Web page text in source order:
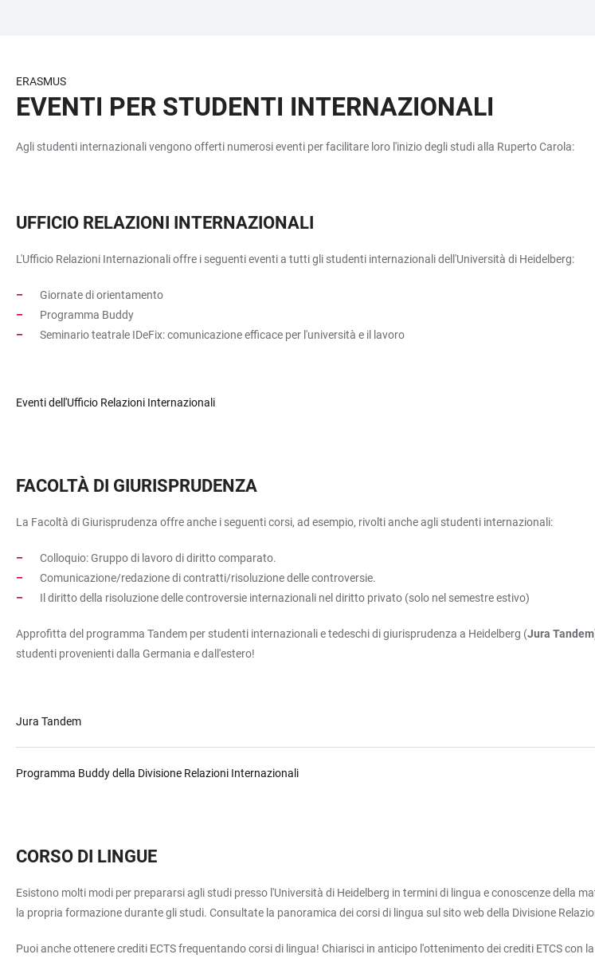
BARRIEREFREIHEIT
ERASMUS
EVENTI PER STUDENTI INTERNAZIONALI
Agli studenti internazionali vengono offerti numerosi eventi per facilitare loro l'inizio degli studi alla Ruperto Carola:
UFFICIO RELAZIONI INTERNAZIONALI
L'Ufficio Relazioni Internazionali offre i seguenti eventi a tutti gli studenti internazionali dell'Università di Heidelberg:
Giornate di orientamento
Programma Buddy
Seminario teatrale IDeFix: comunicazione efficace per l'università e il lavoro
Eventi dell'Ufficio Relazioni Internazionali
FACOLTÀ DI GIURISPRUDENZA
La Facoltà di Giurisprudenza offre anche i seguenti corsi, ad esempio, rivolti anche agli studenti internazionali:
Colloquio: Gruppo di lavoro di diritto comparato.
Comunicazione/redazione di contratti/risoluzione delle controversie.
Il diritto della risoluzione delle controversie internazionali nel diritto privato (solo nel semestre estivo)
Approfitta del programma Tandem per studenti internazionali e tedeschi di giurisprudenza a Heidelberg (Jura Tandem
studenti provenienti dalla Germania e dall'estero!
Jura Tandem
Programma Buddy della Divisione Relazioni Internazionali
CORSO DI LINGUE
Esistono molti modi per prepararsi agli studi presso l'Università di Heidelberg in termini di lingua e conoscenze della
la propria formazione durante gli studi. Consultate la panoramica dei corsi di lingua sul sito web della Divisione
Puoi anche ottenere crediti ECTS frequentando corsi di lingua! Chiarisci in anticipo l'ottenimento dei crediti ETCS con